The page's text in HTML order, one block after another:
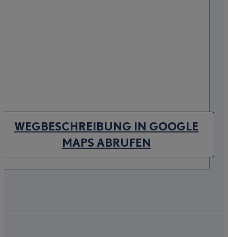
WEGBESCHREIBUNG IN GOOGLE
MAPS ABRUFEN(OPENS IN NEW TAB)